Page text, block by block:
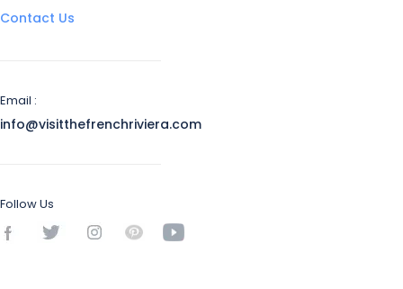
Contact Us
Email :
info@visitthefrenchriviera.com
Follow Us